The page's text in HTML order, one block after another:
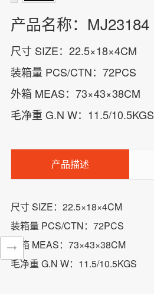
产品名称：MJ23184
尺寸 SIZE：22.5×18×4CM
装箱量 PCS/CTN：72PCS
外箱 MEAS：73×43×38CM
毛净重 G.N W：11.5/10.5KGS
产品描述
尺寸 SIZE：22.5×18×4CM
装箱量 PCS/CTN：72PCS
外箱 MEAS：73×43×38CM
毛净重 G.N W：11.5/10.5KGS